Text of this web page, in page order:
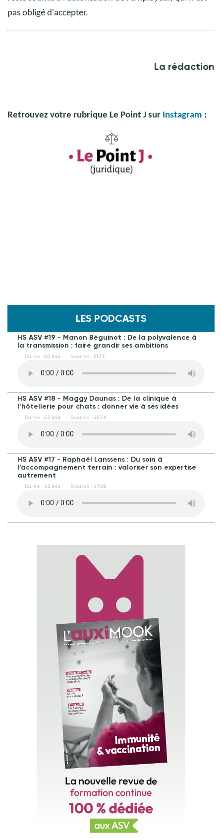
pas obligé d'accepter.
La rédaction
Retrouvez votre rubrique Le Point J sur Instagram :
LES PODCASTS
HS ASV #19 - Manon Béguinot : De la polyvalence à
la transmission : faire grandir ses ambitions
Durée : 50 min Écoutes : 2177
HS ASV #18 - Maggy Daunas : De la clinique à
l’hôtellerie pour chats : donner vie à ses idées
Durée : 57 min Écoutes : 3576
HS ASV #17 - Raphaël Lanssens : Du soin à
l’accompagnement terrain : valoriser son expertise
autrement
Durée : 42 min Écoutes : 4728